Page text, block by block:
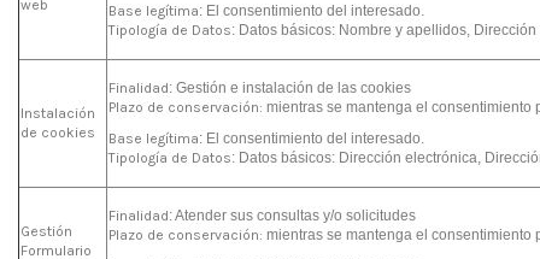
web
Base legítima: El consentimiento del interesado.
Tipología de Datos: Datos básicos: Nombre y apellidos,
Instalación
de cookies
Finalidad: Gestión e instalación de las cookies
Plazo de conservación: mientras se mantenga el consentimiento
Base legítima: El consentimiento del interesado.
Tipología de Datos: Datos básicos: Dirección electrónica,
Gestión
Formulario
Finalidad: Atender sus consultas y/o solicitudes
Plazo de conservación: mientras se mantenga el consentimiento